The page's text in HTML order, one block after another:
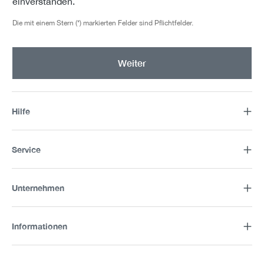
Die mit einem Stern (*) markierten Felder sind Pflichtfelder.
Weiter
Hilfe
Service
Unternehmen
Informationen